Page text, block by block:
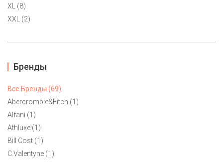
XL (8)
XXL (2)
Бренды
Все Бренды (69)
Abercrombie&Fitch (1)
Alfani (1)
Athluxe (1)
Bill Cost (1)
C.Valentyne (1)